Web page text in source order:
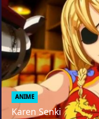
ANIME
Karen Senki